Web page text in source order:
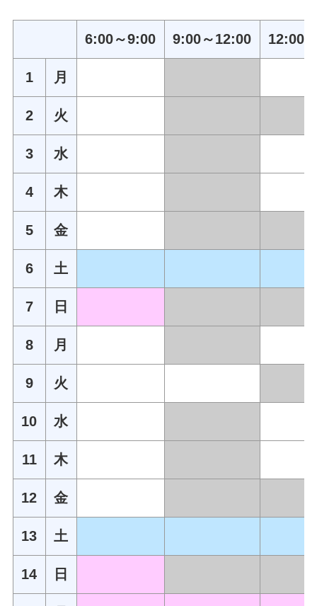
6:00～9:00 9:00～12:00 12:00
1 月
2 火
3 水
4 木
5 金
6 土
7 日
8 月
9 火
10 水
11 木
12 金
13 土
14 日